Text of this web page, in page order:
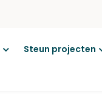
Steun projecten